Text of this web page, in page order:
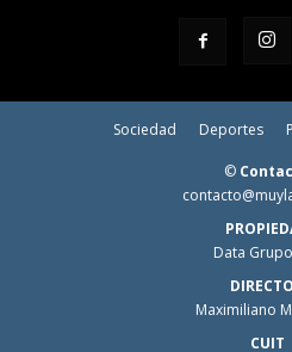
Sociedad Deportes
©
Data
Maximiliano
CUIT